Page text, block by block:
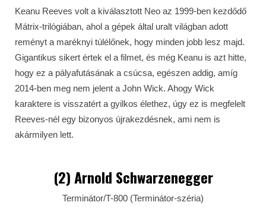
Keanu Reeves volt a kiválasztott Neo az 1999-ben kezdődő
Mátrix-trilógiában, ahol a gépek által uralt világban adott
reményt a maréknyi túlélőnek, hogy minden jobb lesz majd.
Gigantikus sikert értek el a filmet, és még Keanu is azt hitte,
hogy ez a pályafutásának a csúcsa, egészen addig, amíg
2014-ben meg nem jelent a John Wick. Ahogy Wick
karaktere is visszatért a gyilkos élethez, úgy ez is megfelelt
Reeves-nél egy bizonyos újrakezdésnek, ami nem is
akármilyen lett.
(2) Arnold Schwarzenegger
Terminátor/T-800 (Terminátor-széria)